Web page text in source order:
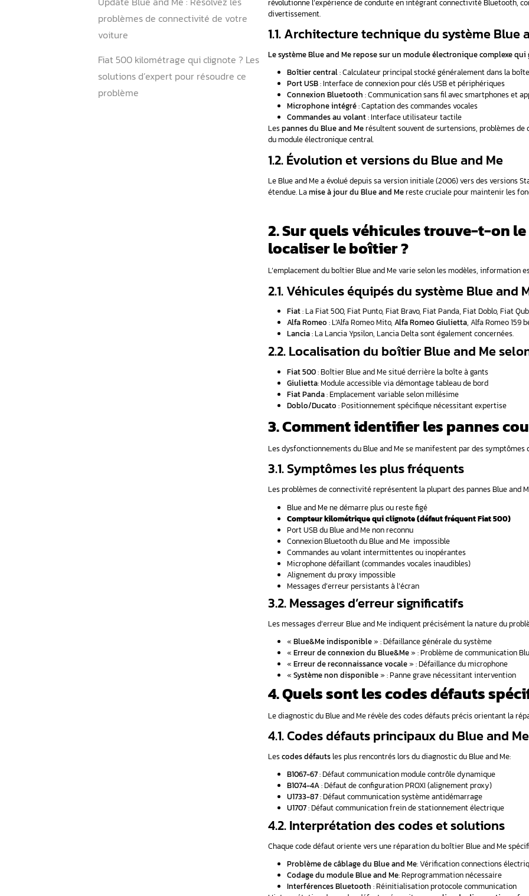
Comment réinitialiser le Blue and Me ?
Pourquoi Blue and Me ne fonctionne
pas ?
Pourquoi le kilométrage clignote-t-il
Comment réinitialiser un transmetteur
Comment désactiver Blue and Me ?
Pourquoi le voyant clignote-t-il ?
Pourquoi ma blue and me clignote
Update Blue and Me : Résolvez les
problèmes de connectivité de votre
Fiat 500 kilométrage qui clignote ? Les
solutions d’expert pour résoudre ce
>
Sommaire
1. Qu’est-ce que le système Blue and
2. Sur quels véhicules trouve-t-on le
4. Quels sont les codes défauts
5. Quelles réparations sont possibles sur
6. Peut-on réparer soi-même son Blue
FAQ
1. Qu’est-ce que le
il en panne ?
Développé conjointement par Microsoft, le
révolutionne l’expérience de conduite en
divertissement.
1.1. Architecture technique
Le système Blue and Me repose sur un
Boîtier central: Calculateur principal
Port USB: Interface de connexion pour
Connexion Bluetooth: Communication
: Captation des
Commandes au volant: Interface
Lespannes du Blue and Merésultent
du module électronique central.
1.2. Évolution et versions
Le Blue and Me a évolué depuis sa version
étendue. Lamise à jour du Blue and Me
2. Sur quels
localiser le boîtier ?
L’emplacement du boîtier Blue and Me
2.1. Véhicules équipés du
Fiat: La Fiat 500, Fiat Punto, Fiat
Lancia: La Lancia Ypsilon, Lancia Delta
2.2. Localisation du boîtier
Fiat 500
: Boîtier Blue and Me situé
Giulietta: Module accessible via
Fiat Panda: Emplacement variable selon
Doblo/Ducato: Positionnement
3. Comment
Les dysfonctionnements du Blue and Me se
3.1. Symptômes les plus